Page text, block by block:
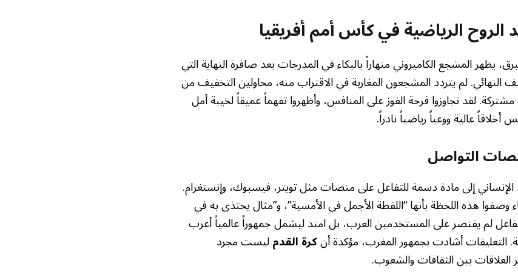
الرياضية في كأس أمم أفريقيا
يظهر المشجع الكاميروني منهاراً بالبكاء في المدرجات بعد صافرة النهاية التي
لم يتردد المشجعون المغاربة في الاقتراب منه، محاولين التخفيف من
لقد تجاوزوا فرحة الفوز على المنافس، وأظهروا تفهماً عميقاً لخيبة أمل
عالية ووعياً رياضياً نادراً.
التواصل
إلى مادة دسمة للتفاعل على منصات مثل تويتر، فيسبوك، وإنستغرام.
وصفوا هذه اللحظة بأنها “اللقطة الأجمل في الأمسية”، و”مثال يحتذى به في
لم يقتصر على المستخدمين العرب، بل امتد ليشمل جمهوراً عالمياً أعرب
التعليقات أشادت بجمهور المغرب، مؤكدة أنكرة القدمليست مجرد
بين الثقافات والشعوب.